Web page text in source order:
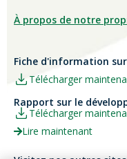
À propos de notre
Fiche d'information
Télécharger
Rapport sur le
Télécharger
Lire maintenant